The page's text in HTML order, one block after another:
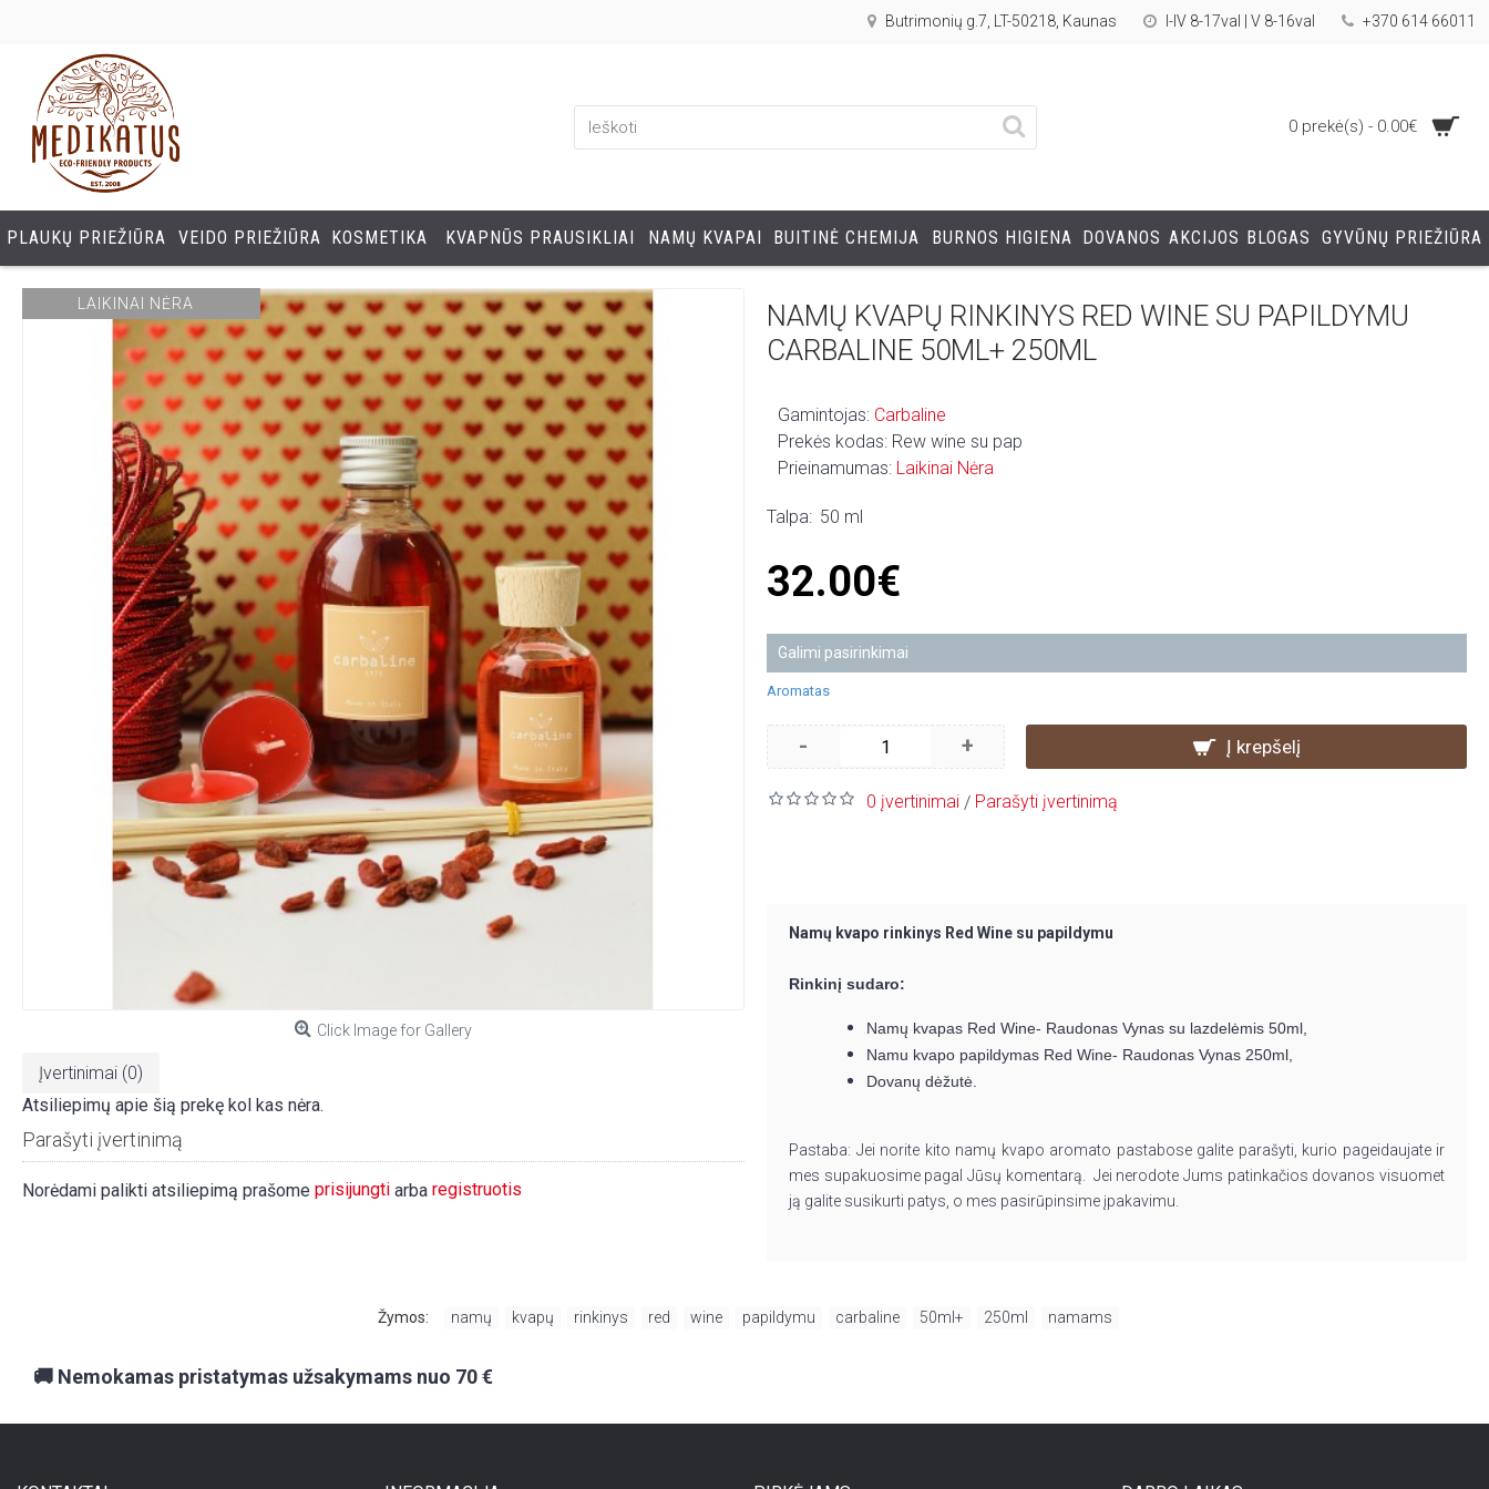
Butrimonių g.7, LT-50218, Kaunas I-IV 8-17val | V 8-16val +370 614 66011
0 prekė(s) - 0.00€
PLAUKŲ PRIEŽIŪRA VEIDO PRIEŽIŪRA KOSMETIKA KVAPNŪS PRAUSIKLIAI NAMŲ KVAPAI BUITINĖ CHEMIJA BURNOS HIGIENA DOVANOS AKCIJOS BLOGAS GYVŪNŲ PRIEŽIŪRA
LAIKINAI NĖRA
Click Image for Gallery
Įvertinimai (0)
Atsiliepimų apie šią prekę kol kas nėra.
Parašyti įvertinimą
Norėdami palikti atsiliepimą prašome prisijungti arba registruotis
NAMŲ KVAPŲ RINKINYS RED WINE SU PAPILDYMU
CARBALINE 50ML+ 250ML
Gamintojas: Carbaline
Prekės kodas: Rew wine su pap
Prieinamumas: Laikinai Nėra
Talpa: 50 ml
32.00€
Galimi pasirinkimai
Aromatas
- + Į krepšelį
0 įvertinimai / Parašyti įvertinimą
Namų kvapo rinkinys Red Wine su papildymu
Rinkinį sudaro:
Namų kvapas Red Wine- Raudonas Vynas su lazdelėmis 50ml,
Namu kvapo papildymas Red Wine- Raudonas Vynas 250ml,
Dovanų dėžutė.
Pastaba: Jei norite kito namų kvapo aromato pastabose galite parašyti, kurio pageidaujate ir
mes supakuosime pagal Jūsų komentarą. Jei nerodote Jums patinkačios dovanos visuomet
ją galite susikurti patys, o mes pasirūpinsime įpakavimu.
Žymos: namų kvapų rinkinys red wine papildymu carbaline 50ml+ 250ml namams
🚚 Nemokamas pristatymas užsakymams nuo 70 €